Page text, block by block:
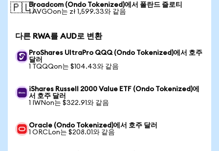
🇵🇱Broadcom (Ondo Tokenized)에서 폴란드 즐로티
1 AVGOon는 zł 1,599.33와 같음
다른 RWA를 AUD로 변환
ProShares UltraPro QQQ (Ondo Tokenized)에서 호주
달러
1 TQQQon는 $104.43와 같음
iShares Russell 2000 Value ETF (Ondo Tokenized)에
서 호주 달러
1 IWNon는 $322.91와 같음
Oracle (Ondo Tokenized)에서 호주 달러
1 ORCLon는 $208.01와 같음